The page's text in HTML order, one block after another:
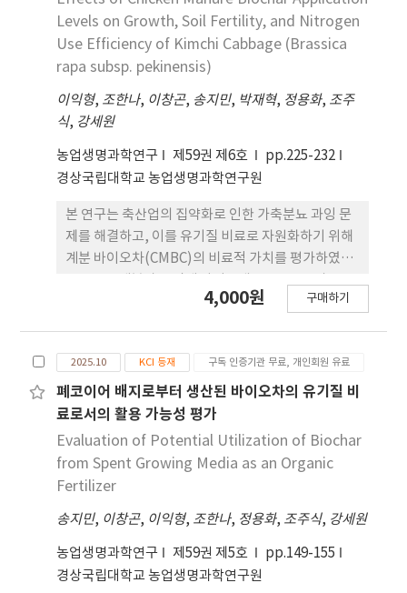
Levels on Growth, Soil Fertility, and Nitrogen
Use Efficiency of Kimchi Cabbage (Brassica
rapa subsp. pekinensis)
이익형, 조한나, 이창곤, 송지민, 박재혁, 정용화, 조주
식, 강세원
농업생명과학연구 제59권 제6호
pp.225-232
경상국립대학교 농업생명과학연구원
본 연구는 축산업의 집약화로 인한 가축분뇨 과잉 문
제를 해결하고, 이를 유기질 비료로 자원화하기 위해
계분 바이오차(CMBC)의 비료적 가치를 평가하였다.
혼합하여 400℃에서 2시간 열분해하여 제조하였으
에 미치는 영향을 분석하였다. 실험은 무처리(CN),
무기질비료(IF), 그리고 계분 바이오차(CMBC)를 3,
5, 7 및 10 t ha-1의 시용량으로 전량 기비 처리한 처
리구(CMBC3, CMBC5, CMBC7 및 CMBC10)로 구
성하였다. IF 처리구는 작물별 표준시비량을 기준으
로 시용하였다. 수확 후 토양은 CMBC 시용량 증가에
하게 증가하는 경향을 나타내었고 특히 CMBC10 처
리구의 pH는 무처리구 대비하여 5.86에서 7.67로 증
가하였으며, EC는 0.19 dS m-1에서 6.91 dS m-1로
크게 상승하였다. 또한 유효인산은 86.3에서 1,959
4,000원 구매하기
2025.10 KCI 등재 구독 인증기관 무료, 개인회원 유료
폐코이어 배지로부터 생산된 바이오차의 유기질 비
료로서의 활용 가능성 평가
Evaluation of Potential Utilization of Biochar
from Spent Growing Media as an Organic
Fertilizer
송지민, 이창곤, 이익형, 조한나, 정용화, 조주식, 강세원
농업생명과학연구 제59권 제5호
pp.149-155
경상국립대학교 농업생명과학연구원